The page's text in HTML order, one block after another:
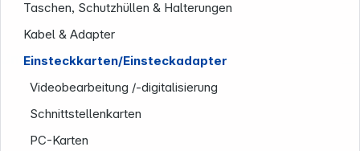
Taschen, Schutzhüllen & Halterungen
Kabel & Adapter
Einsteckkarten/Einsteckadapter
Videobearbeitung /-digitalisierung
Schnittstellenkarten
PC-Karten
Unternehmen